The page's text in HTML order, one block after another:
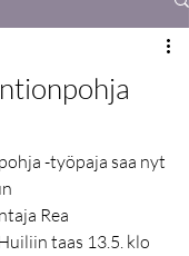
-työpaja saa nyt
Rea
taas 13.5. klo